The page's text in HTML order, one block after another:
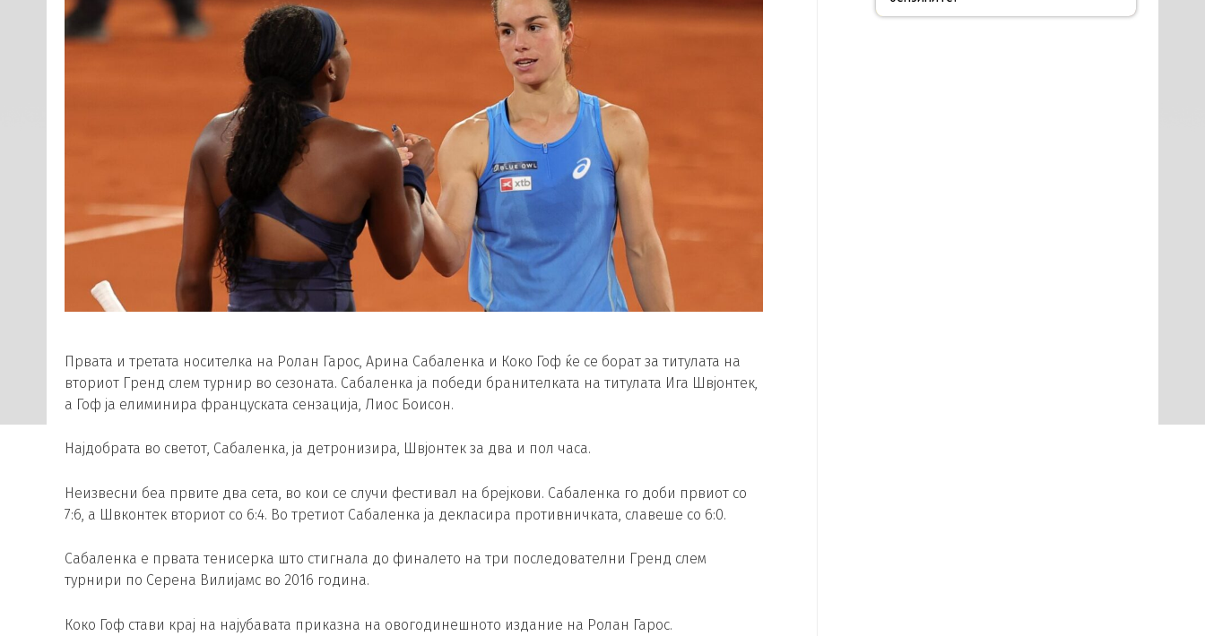
Првата и третата носителка на Ролан Гарос, Арина Сабаленка и Коко Гоф ќе се борат за титулата на
вториот Гренд слем турнир во сезоната. Сабаленка ја победи бранителката на титулата Ига Швјонтек,
а Гоф ја елиминира француската сензација, Лиос Боисон.
Најдобрата во светот, Сабаленка, ја детронизира, Швјонтек за два и пол часа.
Неизвесни беа првите два сета, во кои се случи фестивал на брејкови. Сабаленка го доби првиот со
7:6, а Швконтек вториот со 6:4. Во третиот Сабаленка ја декласира противничката, славеше со 6:0.
Сабаленка е првата тенисерка што стигнала до финалето на три последователни Гренд слем
турнири по Серена Вилијамс во 2016 година.
Коко Гоф стави крај на најубавата приказна на овогодинешното издание на Ролан Гарос.